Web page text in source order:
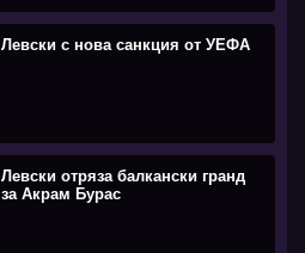
Левски с нова санкция от УЕФА
Левски отряза балкански гранд
за Акрам Бурас